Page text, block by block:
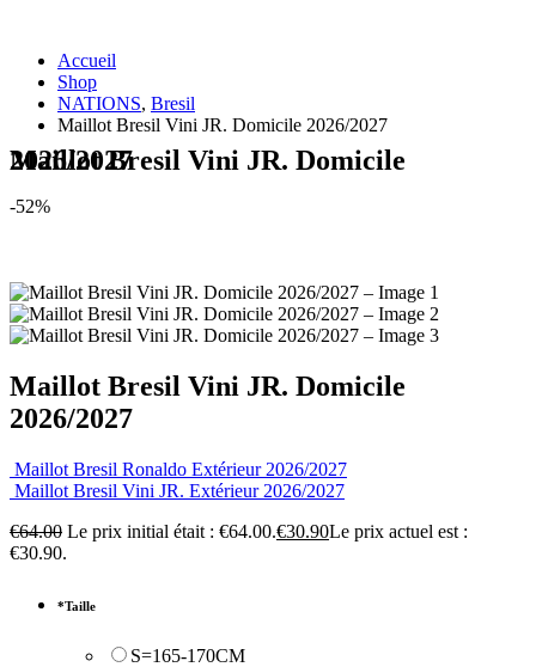
Accueil
Shop
NATIONS, Bresil
Maillot Bresil Vini JR. Domicile 2026/2027
Maillot Bresil Vini JR. Domicile 2026/2027
-52%
Maillot Bresil Vini JR. Domicile
2026/2027
Maillot Bresil Ronaldo Extérieur 2026/2027
Maillot Bresil Vini JR. Extérieur 2026/2027
€64.00 Le prix initial était : €64.00.€30.90Le prix actuel est :
€30.90.
*Taille
S=165-170CM